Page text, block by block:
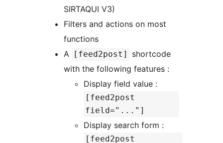
SIRTAQUI V3)
Filters and actions on most
functions
A [feed2post]
shortcode
with the following features :
Display field value :
[feed2post
field="..."]
Display search form :
[feed2post